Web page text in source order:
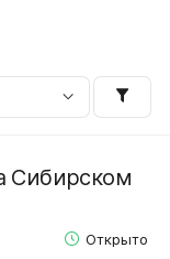
Открыто
Сибирском